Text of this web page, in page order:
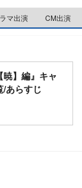
マ出演 CM出演
】編』キャ
/あらすじ